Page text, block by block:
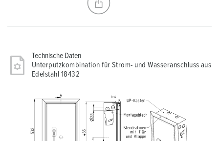
Technische Daten
Unterputzkombination für Strom- und Wasseranschluss aus
Edelstahl 18432